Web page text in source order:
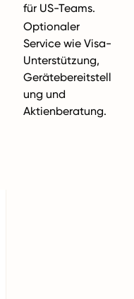
für US-Teams.
Optionaler
Service wie Visa-
Unterstützung,
Gerätebereitstell
ung und
Aktienberatung.